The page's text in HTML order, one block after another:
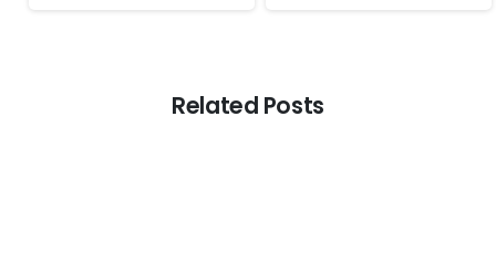
Related Posts